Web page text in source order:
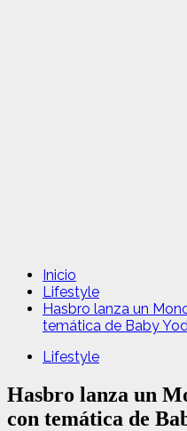
Inicio
Lifestyle
Hasbro lanza un
temática de Baby
Lifestyle
Hasbro lanza un
con temática de